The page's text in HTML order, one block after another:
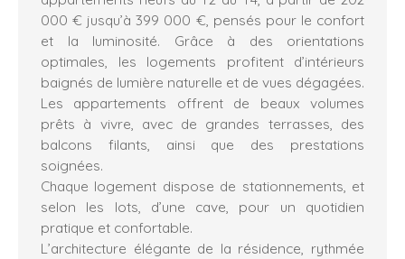
000 € jusqu’à 399 000 €, pensés pour le confort
et la luminosité. Grâce à des orientations
optimales, les logements profitent d’intérieurs
baignés de lumière naturelle et de vues dégagées.
Les appartements offrent de beaux volumes
prêts à vivre, avec de grandes terrasses, des
balcons filants, ainsi que des prestations
soignées.
Chaque logement dispose de stationnements, et
selon les lots, d’une cave, pour un quotidien
pratique et confortable.
L’architecture élégante de la résidence, rythmée